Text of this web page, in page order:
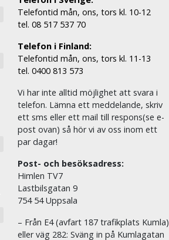
Telefontid mån, ons, tors kl. 10-12
tel. 08 517 537 70
Telefon i Finland:
Telefontid mån, ons, tors kl. 11-13
tel. 0400 813 573
Vi har inte alltid möjlighet att svara i
telefon. Lämna ett meddelande, skriv
ett sms eller ett mail till respons(se e-
post ovan) så hör vi av oss inom ett
par dagar!
Post- och besöksadress:
Himlen TV7
Lastbilsgatan 9
754 54 Uppsala
– Från E4 (avfart 187 trafikplats Kumla)
eller väg 282: Sväng in på Kumlagatan